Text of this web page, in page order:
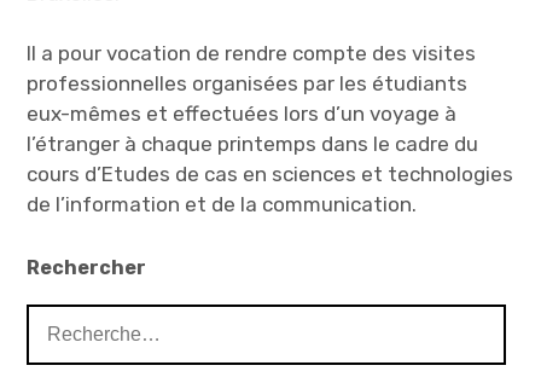
Il a pour vocation de rendre compte des visites
professionnelles organisées par les étudiants
eux-mêmes et effectuées lors d’un voyage à
l’étranger à chaque printemps dans le cadre du
cours d’Etudes de cas en sciences et technologies
de l’information et de la communication.
Rechercher